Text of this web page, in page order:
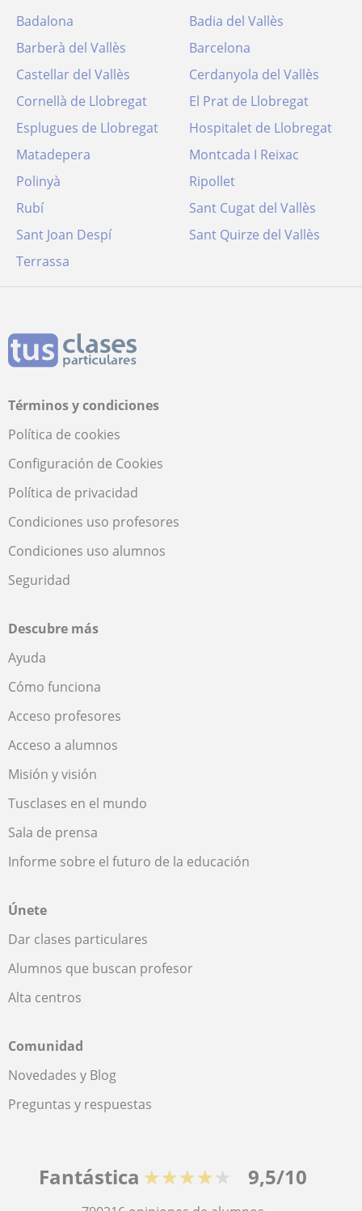
Badalona
Badia del Vallès
Barberà del Vallès
Barcelona
Castellar del Vallès
Cerdanyola del Vallès
Cornellà de Llobregat
El Prat de Llobregat
Esplugues de Llobregat
Hospitalet de Llobregat
Matadepera
Montcada I Reixac
Polinyà
Ripollet
Rubí
Sant Cugat del Vallès
Sant Joan Despí
Sant Quirze del Vallès
Terrassa
Términos y condiciones
Política de cookies
Configuración de Cookies
Política de privacidad
Condiciones uso profesores
Condiciones uso alumnos
Seguridad
Descubre más
Ayuda
Cómo funciona
Acceso profesores
Acceso a alumnos
Misión y visión
Tusclases en el mundo
Sala de prensa
Informe sobre el futuro de la educación
Únete
Dar clases particulares
Alumnos que buscan profesor
Alta centros
Comunidad
Novedades y Blog
Preguntas y respuestas
Fantástica ★★★★★ 9,5/10